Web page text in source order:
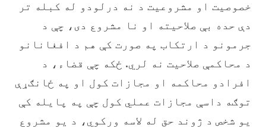
خصوصیت او مشروعیت د نه درلودو له کبله تر
دې حده بې صلاحیته او نا مشروع دی، چې د
جرمونو د ارتکاب په صورت کې هم د افغانانو
د محاکمې صلاحیت نه لري. ځکه چې قضاء، د
افرادو محاکمه او مجازات کول او په ځانګړې
توګه داسې مجازات عملي کول چې په پایله کې
یو شخص د ژوند حق له لاسه ورکوي، د یو مشروع